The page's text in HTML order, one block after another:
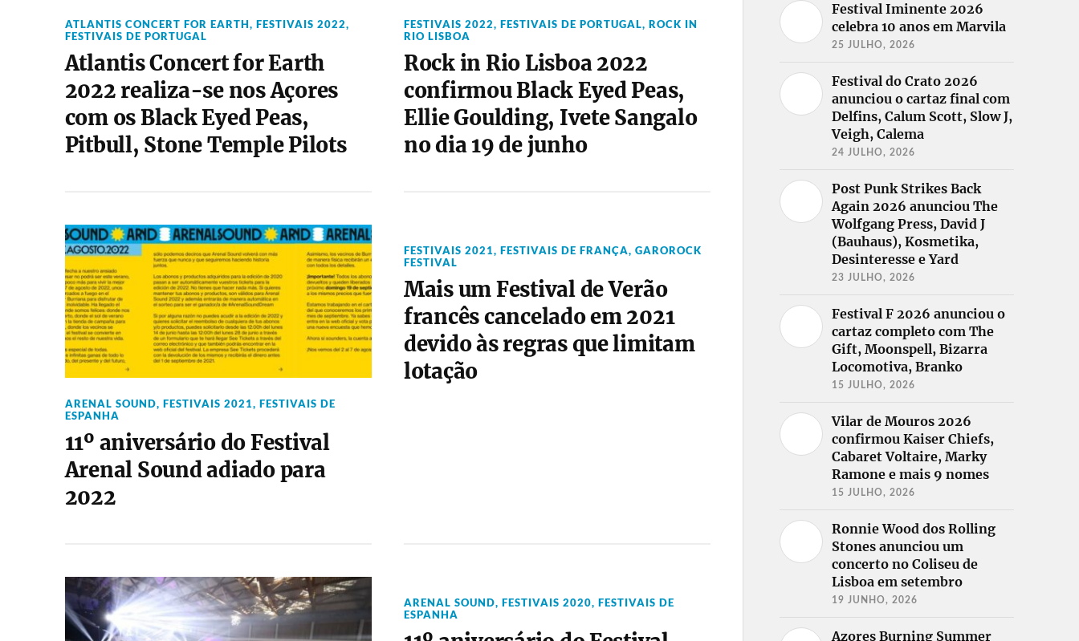
ATLANTIS CONCERT FOR EARTH, FESTIVAIS 2022,
FESTIVAIS DE PORTUGAL
Atlantis Concert for Earth
2022 realiza-se nos Açores
com os Black Eyed Peas,
Pitbull, Stone Temple Pilots
FESTIVAIS 2022, FESTIVAIS DE PORTUGAL, ROCK IN
RIO LISBOA
Rock in Rio Lisboa 2022
confirmou Black Eyed Peas,
Ellie Goulding, Ivete Sangalo
no dia 19 de junho
ARENAL SOUND, FESTIVAIS 2021, FESTIVAIS DE
ESPANHA
11º aniversário do Festival
Arenal Sound adiado para
2022
FESTIVAIS 2021, FESTIVAIS DE FRANÇA, GAROROCK
FESTIVAL
Mais um Festival de Verão
francês cancelado em 2021
devido às regras que limitam
lotação
ARENAL SOUND, FESTIVAIS 2020, FESTIVAIS DE
ESPANHA
Festival Iminente 2026
celebra 10 anos em Marvila
25 JULHO, 2026
Festival do Crato 2026
anunciou o cartaz final com
Delfins, Calum Scott, Slow J,
Veigh, Calema
24 JULHO, 2026
Post Punk Strikes Back
Again 2026 anunciou The
Wolfgang Press, David J
(Bauhaus), Kosmetika,
Desinteresse e Yard
23 JULHO, 2026
Festival F 2026 anunciou o
cartaz completo com The
Gift, Moonspell, Bizarra
Locomotiva, Branko
15 JULHO, 2026
Vilar de Mouros 2026
confirmou Kaiser Chiefs,
Cabaret Voltaire, Marky
Ramone e mais 9 nomes
15 JULHO, 2026
Ronnie Wood dos Rolling
Stones anunciou um
concerto no Coliseu de
Lisboa em setembro
19 JUNHO, 2026
Azores Burning Summer